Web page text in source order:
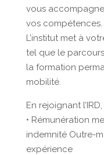
vous
vos compétences.
L’institut met à
tel que le
la formation
mobilité.
En rejoignant
• Rémunération
indemnité Outre-
expérience